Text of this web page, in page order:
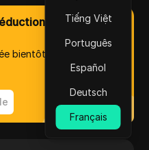
Tiếng Việt
Português
Español
Deutsch
Français
de ProxyLite
bientôt, veuillez